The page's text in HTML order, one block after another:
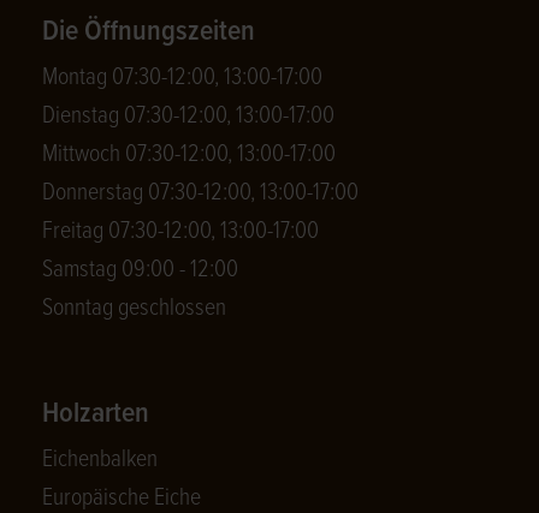
Die Öffnungszeiten
Montag 07:30-12:00, 13:00-17:00
Dienstag 07:30-12:00, 13:00-17:00
Mittwoch 07:30-12:00, 13:00-17:00
Donnerstag 07:30-12:00, 13:00-17:00
Freitag 07:30-12:00, 13:00-17:00
Samstag 09:00 - 12:00
Sonntag geschlossen
Holzarten
Eichenbalken
Europäische Eiche